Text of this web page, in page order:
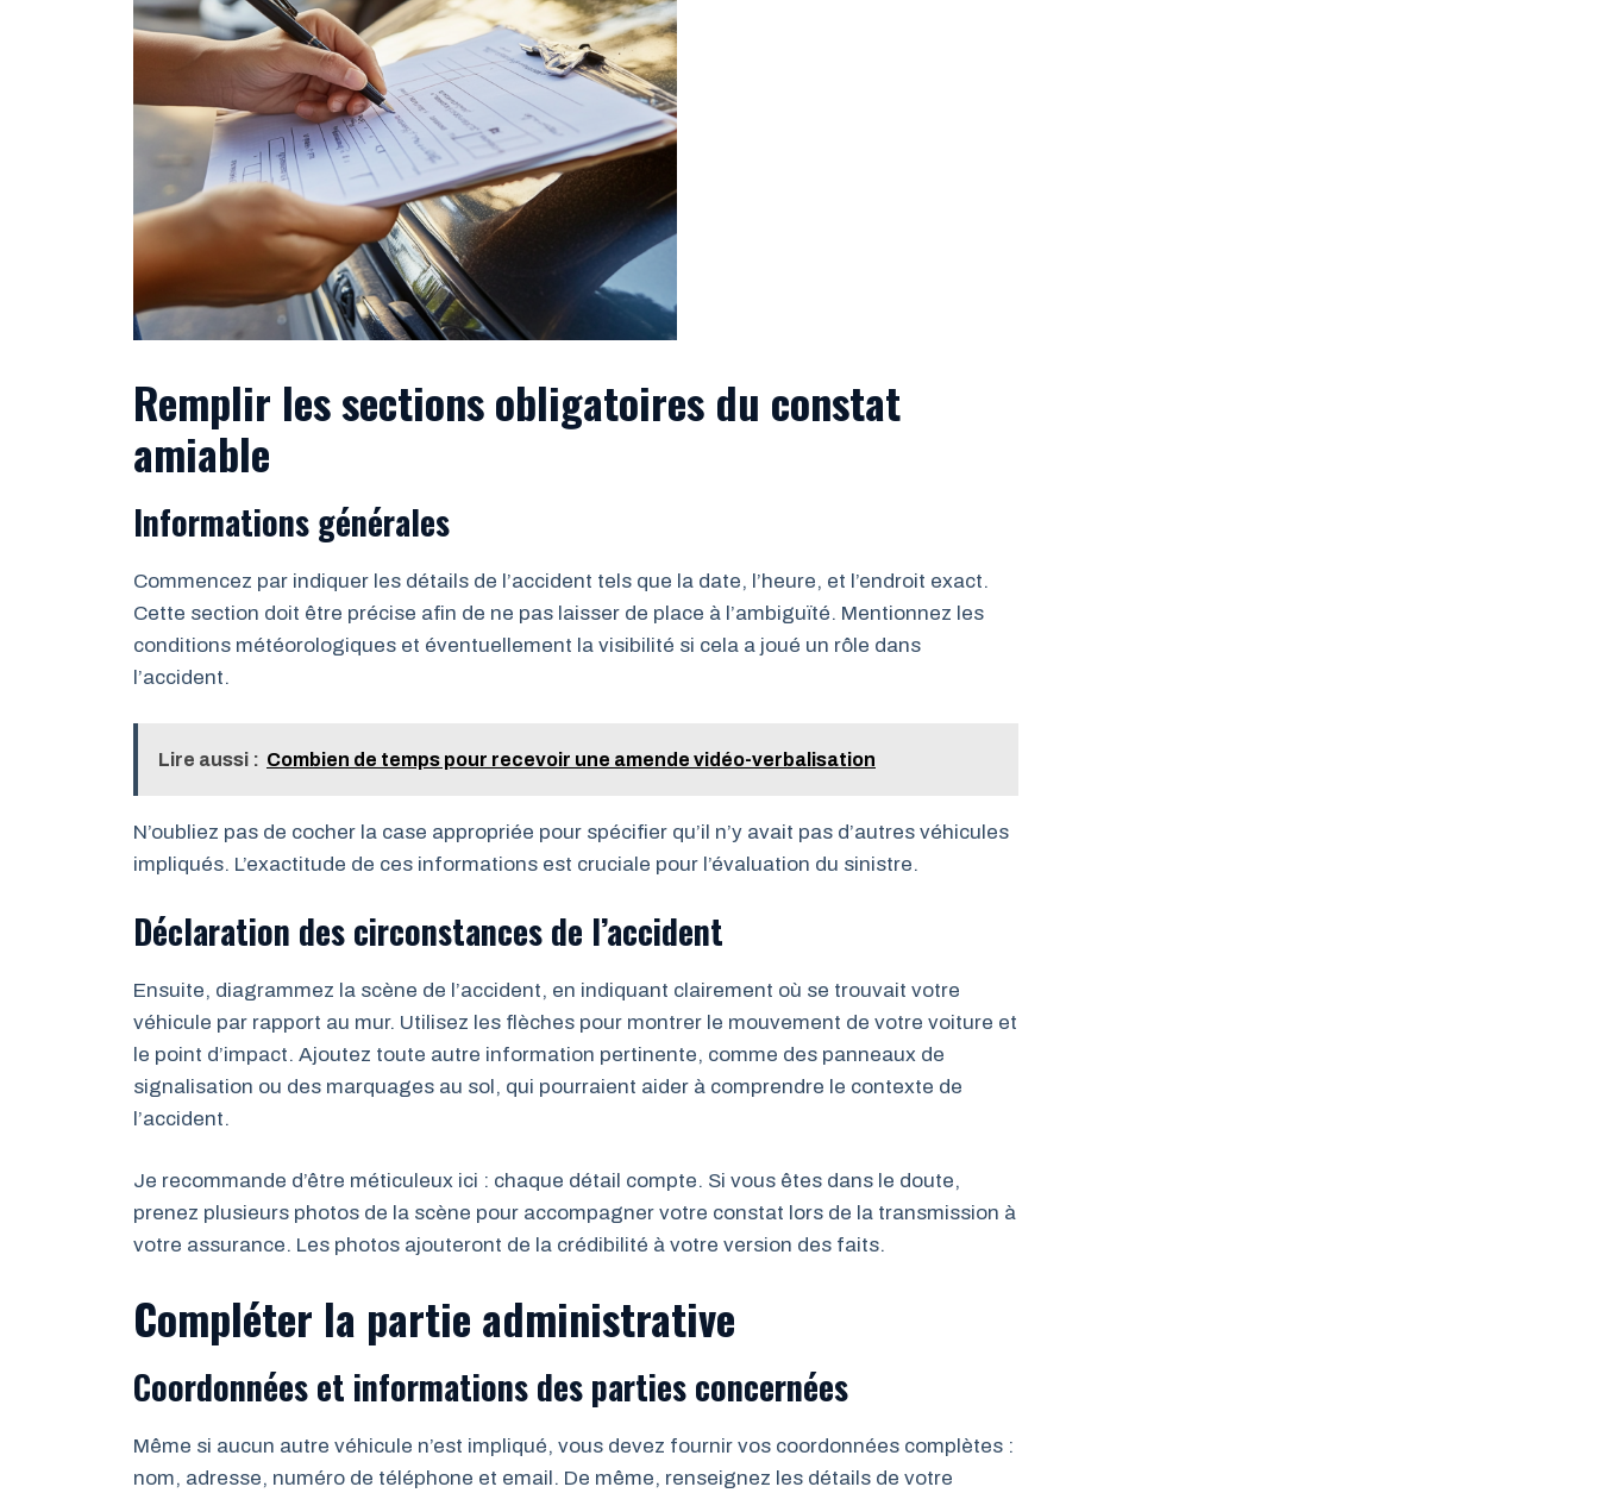
Remplir les sections obligatoires du constat
amiable
Informations générales
Commencez par indiquer les détails de l’accident tels que la date, l’heure, et l’endroit exact.
Cette section doit être précise afin de ne pas laisser de place à l’ambiguïté. Mentionnez les
conditions météorologiques et éventuellement la visibilité si cela a joué un rôle dans
l’accident.
Lire aussi : Combien de temps pour recevoir une amende vidéo-verbalisation
N’oubliez pas de cocher la case appropriée pour spécifier qu’il n’y avait pas d’autres véhicules
impliqués. L’exactitude de ces informations est cruciale pour l’évaluation du sinistre.
Déclaration des circonstances de l’accident
Ensuite, diagrammez la scène de l’accident, en indiquant clairement où se trouvait votre
véhicule par rapport au mur. Utilisez les flèches pour montrer le mouvement de votre voiture et
le point d’impact. Ajoutez toute autre information pertinente, comme des panneaux de
signalisation ou des marquages au sol, qui pourraient aider à comprendre le contexte de
l’accident.
Je recommande d’être méticuleux ici : chaque détail compte. Si vous êtes dans le doute,
prenez plusieurs photos de la scène pour accompagner votre constat lors de la transmission à
votre assurance. Les photos ajouteront de la crédibilité à votre version des faits.
Compléter la partie administrative
Coordonnées et informations des parties concernées
Même si aucun autre véhicule n’est impliqué, vous devez fournir vos coordonnées complètes :
nom, adresse, numéro de téléphone et email. De même, renseignez les détails de votre